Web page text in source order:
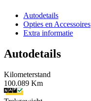
Autodetails
Opties en Accessoires
Extra informatie
Autodetails
Kilometerstand
100.089 Km